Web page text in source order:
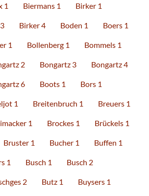
1 Biermans 1 Birker 1
Birker 4 Boden 1 Boers 1
1 Bollenberg 1 Bommels 1
2 Bongartz 3 Bongartz 4
6 Boots 1 Bors 1
1 Breitenbruch 1 Breuers 1
1 Brockes 1 Brückels 1
Bruster 1 Bucher 1 Buffen 1
1 Busch 1 Busch 2
2 Butz 1 Buysers 1